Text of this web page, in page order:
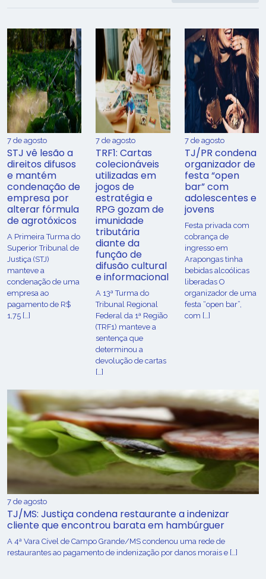
7 de agosto
STJ vê lesão a
direitos difusos
e mantém
condenação de
empresa por
alterar fórmula
de agrotóxicos
​A Primeira Turma do
Superior Tribunal de
Justiça (STJ)
manteve a
condenação de uma
empresa ao
pagamento de R$
1,75 […]
7 de agosto
TRF1: Cartas
colecionáveis
utilizadas em
jogos de
estratégia e
RPG gozam de
imunidade
tributária
diante da
função de
difusão cultural
e informacional
A 13ª Turma do
Tribunal Regional
Federal da 1ª Região
(TRF1) manteve a
sentença que
determinou a
devolução de cartas
[…]
7 de agosto
TJ/PR condena
organizador de
festa “open
bar” com
adolescentes e
jovens
Festa privada com
cobrança de
ingresso em
Arapongas tinha
bebidas alcoólicas
liberadas O
organizador de uma
festa “open bar”,
com […]
7 de agosto
TJ/MS: Justiça condena restaurante a indenizar
cliente que encontrou barata em hambúrguer
A 4ª Vara Cível de Campo Grande/MS condenou uma rede de
restaurantes ao pagamento de indenização por danos morais e […]